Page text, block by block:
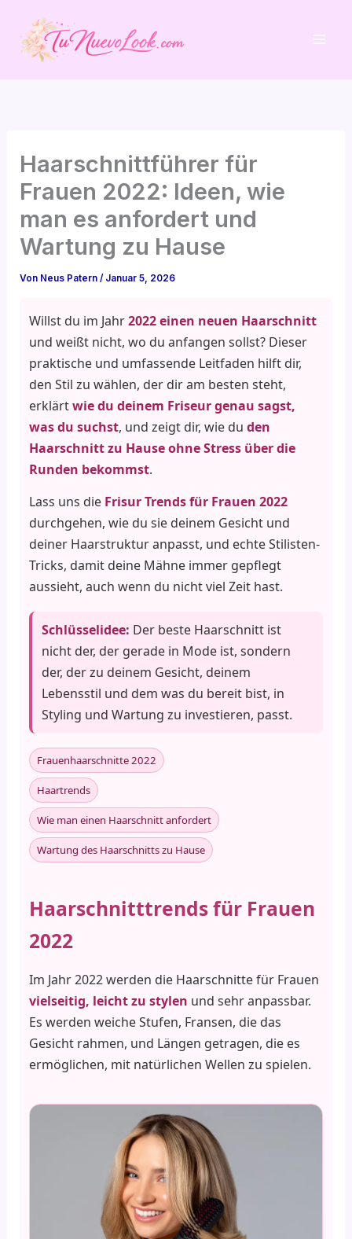
Inhalt
springen
Haarschnittführer für
Frauen 2022: Ideen, wie
man es anfordert und
Wartung zu Hause
Von Neus Patern/ Januar 5, 2026
Willst du im Jahr2022 einen neuen Haarschnitt
und weißt nicht, wo du anfangen sollst? Dieser
praktische und umfassende Leitfaden hilft dir,
den Stil zu wählen, der dir am besten steht,
erklärtwie du deinem Friseur genau sagst,
was du suchst, und zeigt dir, wie duden
Haarschnitt zu Hause ohne Stress über die
Runden bekommst.
Lass uns die Frisur Trends für Frauen 2022
durchgehen, wie du sie deinem Gesicht und
deiner Haarstruktur anpasst, und echte Stilisten-
Tricks, damit deine Mähne immer gepflegt
aussieht, auch wenn du nicht viel Zeit hast.
Schlüsselidee: Der beste Haarschnitt ist
nicht der, der gerade in Mode ist, sondern
der, der zu deinem Gesicht, deinem
Lebensstil und dem was du bereit bist, in
Styling und Wartung zu investieren, passt.
Frauenhaarschnitte 2022
Haartrends
Wie man einen Haarschnitt anfordert
Wartung des Haarschnitts zu Hause
Haarschnitttrends für Frauen
2022
Im Jahr 2022 werden die Haarschnitte für Frauen
vielseitig, leicht zu stylen und sehr anpassbar.
Es werden weiche Stufen, Fransen, die das
Gesicht rahmen, und Längen getragen, die es
ermöglichen, mit natürlichen Wellen zu spielen.